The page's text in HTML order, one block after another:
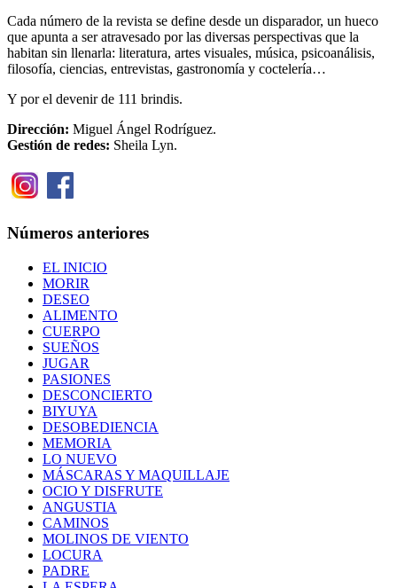
Cada número de la revista se define desde un disparador, un hueco
que apunta a ser atravesado por las diversas perspectivas que la
habitan sin llenarla: literatura, artes visuales, música, psicoanálisis,
filosofía, ciencias, entrevistas, gastronomía y coctelería…
Y por el devenir de 111 brindis.
Dirección: Miguel Ángel Rodríguez.
Gestión de redes: Sheila Lyn.
Números anteriores
EL INICIO
MORIR
DESEO
ALIMENTO
CUERPO
SUEÑOS
JUGAR
PASIONES
DESCONCIERTO
BIYUYA
DESOBEDIENCIA
MEMORIA
LO NUEVO
MÁSCARAS Y MAQUILLAJE
OCIO Y DISFRUTE
ANGUSTIA
CAMINOS
MOLINOS DE VIENTO
LOCURA
PADRE